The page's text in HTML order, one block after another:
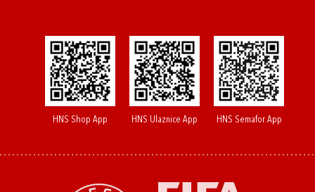
HNS Shop App HNS Ulaznice App HNS Semafor App